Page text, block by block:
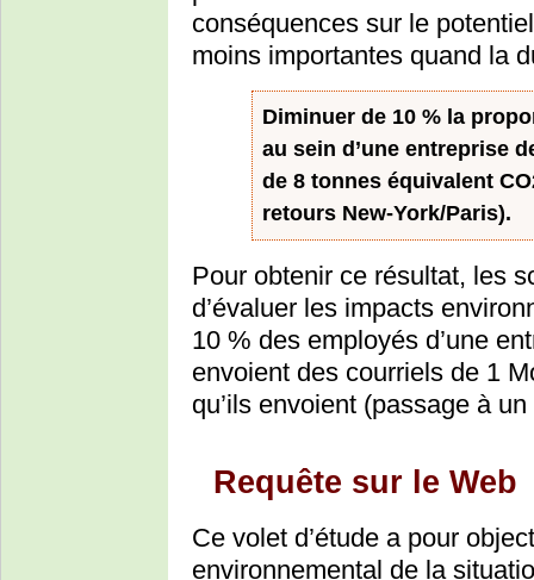
conséquences sur le
moins importantes quand la
Diminuer de 10 % la
au sein d’une entreprise
de 8 tonnes équivalent
retours New-York/Paris).
Pour obtenir ce résultat, les
d’évaluer les impacts
10 % des employés d’une
envoient des courriels de 1
qu’ils envoient (passage à
Requête sur le Web
Ce volet d’étude a pour
environnemental de la